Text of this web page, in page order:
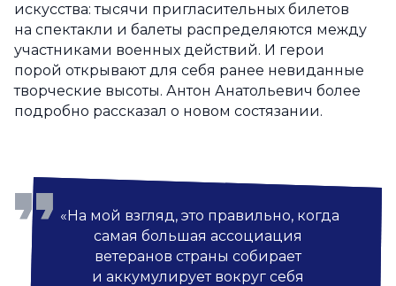
искусства: тысячи пригласительных билетов
на спектакли и балеты распределяются между
участниками военных действий. И герои
порой открывают для себя ранее невиданные
творческие высоты. Антон Анатольевич более
подробно рассказал о новом состязании.
«На мой взгляд, это правильно, когда
самая большая ассоциация
ветеранов страны собирает
и аккумулирует вокруг себя